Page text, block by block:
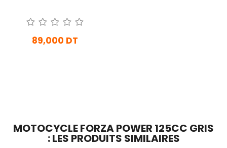
89,000 DT
MOTOCYCLE FORZA POWER 125CC GRIS
: LES PRODUITS SIMILAIRES